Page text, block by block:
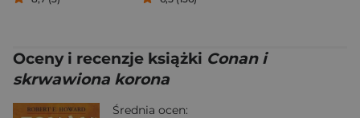
Oceny i recenzje książki Conan i
skrwawiona korona
Średnia ocen: